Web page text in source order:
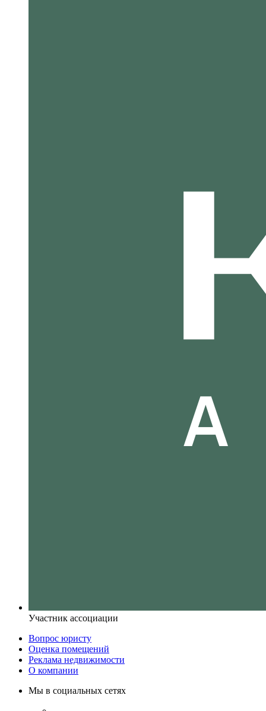
Участник ассоциации
Вопрос юристу
Оценка помещений
Реклама недвижимости
О компании
Мы в социальных сетях